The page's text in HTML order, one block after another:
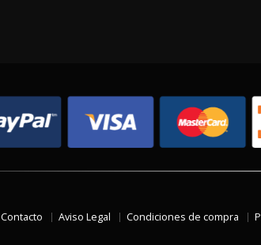
Contacto Aviso Legal Condiciones de compra